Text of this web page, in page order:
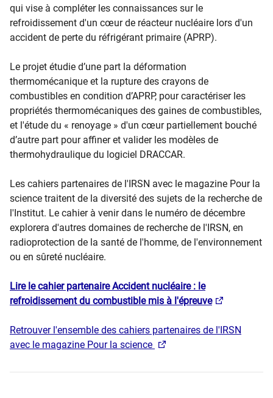
qui vise à compléter les connaissances sur le
refroidissement d'un cœur de réacteur nucléaire lors d'un
accident de perte du réfrigérant primaire (APRP).
Le projet étudie d’une part la déformation
thermomécanique et la rupture des crayons de
combustibles en condition d’APRP, pour caractériser les
propriétés thermomécaniques des gaines de combustibles,
et l'étude du « renoyage » d'un cœur partiellement bouché
d’autre part pour affiner et valider les modèles de
thermohydraulique du logiciel DRACCAR.
Les cahiers partenaires de l'IRSN avec le magazine Pour la
science traitent de la diversité des sujets de la recherche de
l'Institut. Le cahier à venir dans le numéro de décembre
explorera d'autres domaines de recherche de l'IRSN, en
radioprotection de la santé de l'homme, de l'environnement
ou en sûreté nucléaire.
Lire le cahier partenaire Accident nucléaire : le
refroidissement du combustible mis à l'épreuve
Retrouver l'ensemble des cahiers partenaires de l'IRSN
avec le magazine Pour la science